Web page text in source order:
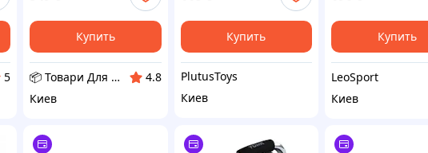
5
Купить
📦 Товари Для Дому
4.8
Киев
Купить
PlutusToys
Киев
Купить
LeoSport
Киев